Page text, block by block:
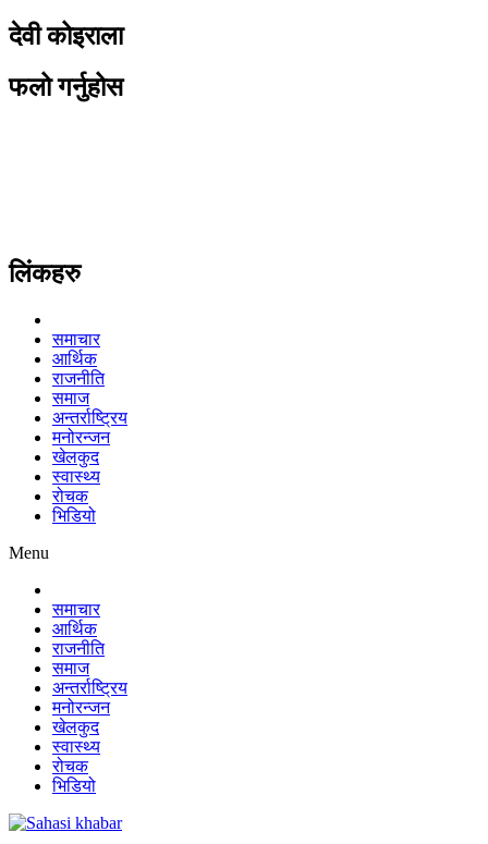
देवी कोइराला
फलो गर्नुहोस
लिंकहरु
समाचार
आर्थिक
राजनीति
समाज
अन्तर्राष्ट्रिय
मनोरन्जन
खेलकुद
स्वास्थ्य
रोचक
भिडियो
Menu
समाचार
आर्थिक
राजनीति
समाज
अन्तर्राष्ट्रिय
मनोरन्जन
खेलकुद
स्वास्थ्य
रोचक
भिडियो